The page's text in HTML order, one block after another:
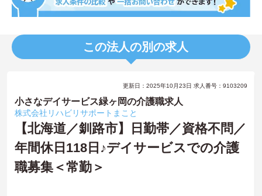
この法人の別の求人
更新日：2025年10月23日 求人番号：9103209
小さなデイサービス緑ヶ岡の介護職求人
株式会社リハビリサポートまこと
【北海道／釧路市】日勤帯／資格不問／
年間休日118日♪デイサービスでの介護
職募集＜常勤＞